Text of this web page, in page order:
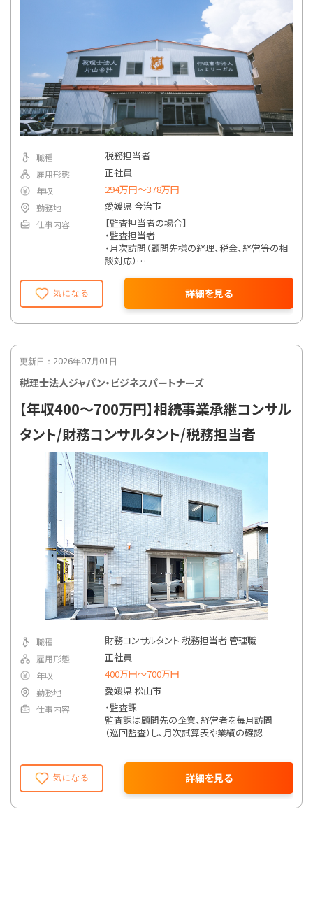
気になる 詳細を見る
職種 税務担当者
雇用形態 正社員
年収 294万円〜378万円
勤務地 愛媛県 今治市
仕事内容
【監査担当者の場合】
・監査担当者
・月次訪問（顧問先様の経理、税金、経営等の相
談対応）
・年末調整、確定申告業務
・法人決算申告書の作成
【相続担当者の場合】
・相続税、贈与税申告業務及び生前対策
更新日：2026年07月01日
税理士法人ジャパン・ビジネスパートナーズ
【年収400〜700万円】相続事業承継コンサル
タント/財務コンサルタント/税務担当者
気になる 詳細を見る
職種 財務コンサルタント 税務担当者 管理職
雇用形態 正社員
年収 400万円〜700万円
勤務地 愛媛県 松山市
仕事内容
・監査課
監査課は顧問先の企業、経営者を毎月訪問
（巡回監査）し、月次試算表や業績の確認
相続税の申告や相続対策の相談対応、